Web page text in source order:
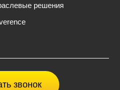
решения
звонок